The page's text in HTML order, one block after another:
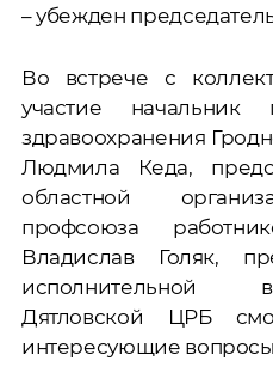
– убежден
Во встрече с
участие начальник
здравоохранения
Людмила Кеда,
областной
профсоюза
Владислав Голяк,
исполнительной
Дятловской ЦРБ
интересующие